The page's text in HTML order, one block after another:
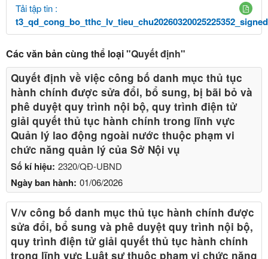
Tải tập tin :
Các văn bản cùng thể loại"Quyết định"
Số kí hiệu: 2320/QĐ-UBND
Ngày ban hành: 01/06/2026
Quyết định về việc công bố danh mục thủ tục
hành chính được sửa đổi, bổ sung, bị bãi bỏ và
phê duyệt quy trình nội bộ, quy trình điện tử
giải quyết thủ tục hành chính trong lĩnh vực
Quản lý lao động ngoài nước thuộc phạm vi
chức năng quản lý của Sở Nội vụ
V/v công bố danh mục thủ tục hành chính được
sửa đổi, bổ sung và phê duyệt quy trình nội bộ,
quy trình điện tử giải quyết thủ tục hành chính
trong lĩnh vực Luật sư thuộc phạm vi chức năng